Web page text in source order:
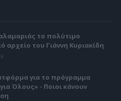
το πολύτιμο
αρχείο του Γιάννη Κυριακίδη
για το πρόγραμμα
Όλους» - Ποιοι κάνουν